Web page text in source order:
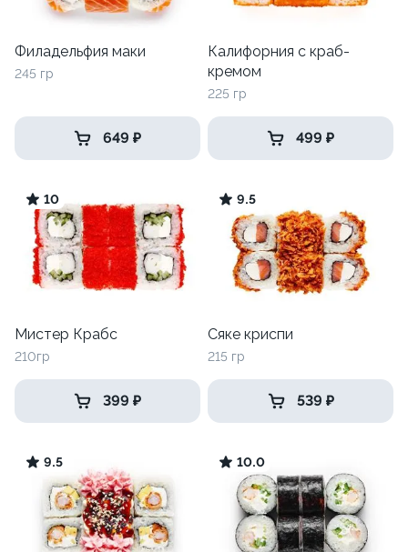
Филадельфия маки
245 гр
649 ₽
Калифорния с краб-
кремом
225 гр
499 ₽
10
Мистер Крабс
210гр
399 ₽
9.5
Сяке криспи
215 гр
539 ₽
9.5 10.0